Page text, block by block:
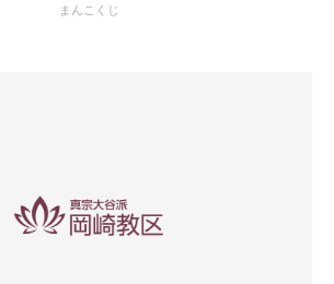
まんこくじ